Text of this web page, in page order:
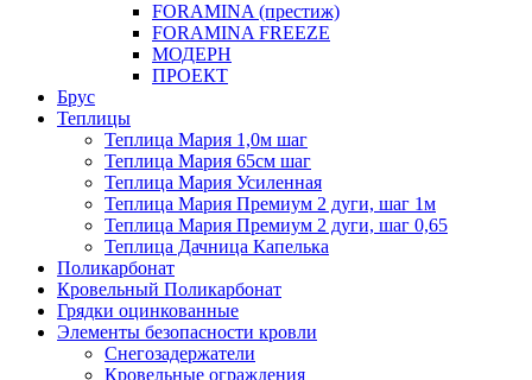
FORAMINA (престиж)
FORAMINA FREEZE
МОДЕРН
ПРОЕКТ
Брус
Теплицы
Теплица Мария 1,0м шаг
Теплица Мария 65см шаг
Теплица Мария Усиленная
Теплица Мария Премиум 2 дуги, шаг 1м
Теплица Мария Премиум 2 дуги, шаг 0,65
Теплица Дачница Капелька
Поликарбонат
Кровельный Поликарбонат
Грядки оцинкованные
Элементы безопасности кровли
Снегозадержатели
Кровельные ограждения